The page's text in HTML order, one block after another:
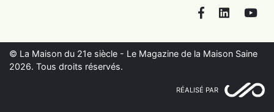
FacebookLinkedIn
© La Maison du 21e siècle - Le Magazine de la Maison Saine
2026. Tous droits réservés.
RÉALISÉ PAR